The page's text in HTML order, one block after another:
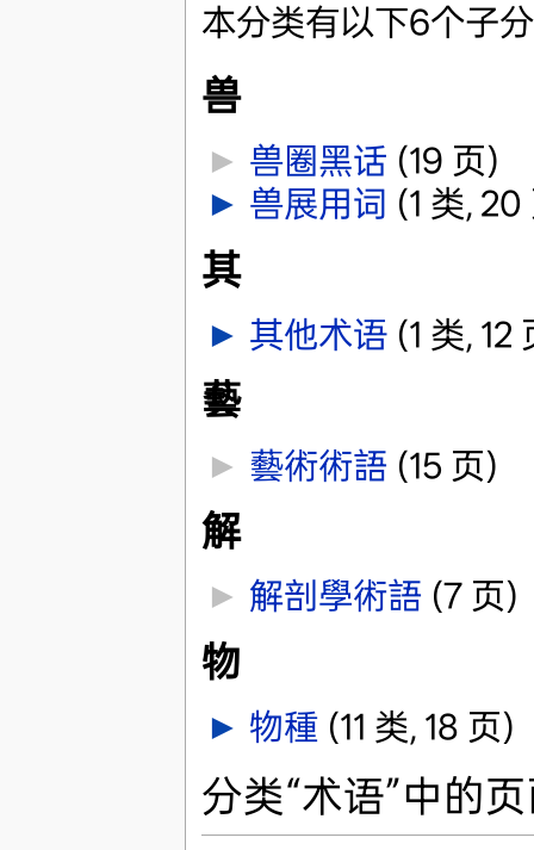
本分类有以下6个子
兽
► 兽圈黑话 (19 页)
► 兽展用词 (1 类,
其
► 其他术语 (1 类, 12
藝
► 藝術術語 (15 页)
解
► 解剖學術語 (7 页)
物
► 物種 (11 类, 18 页)
分类“术语”中的